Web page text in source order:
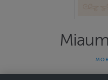
koruja jo 13 vuotta. Kauniit ja